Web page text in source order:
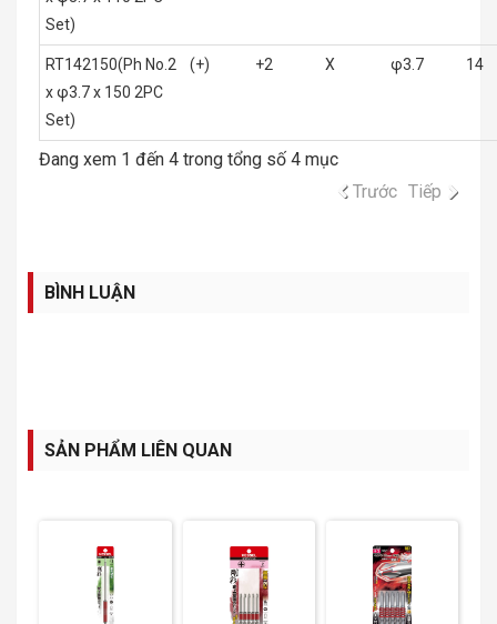
Set)
RT142150(Ph No.2
x φ3.7 x 150 2PC
Set)
(+) +2 X φ3.7 14
Đang xem 1 đến 4 trong tổng số 4 mục
Trước Tiếp
BÌNH LUẬN
SẢN PHẨM LIÊN QUAN